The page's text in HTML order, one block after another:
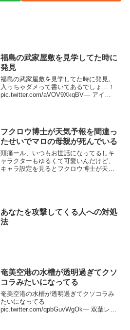
福島の武家屋敷を見学してた時に
発見
福島の武家屋敷を見学してた時に発見。
入っちゃダメって書いてあるでしょ…！
pic.twitter.com/aVOV9XkqBV— アイ
フクロウ博士が天気予報を間違っ
たせいでマロの母親が死んでいる
頭痛ール、いつもお世話になってるしキ
ャラクターもゆるくて可愛いんだけど、
キャラ設定を見るとフクロウ博士が天気
あなたを攻撃してくる人への対処
法
奄美空港の水槽が透明過ぎてクソ
コラみたいになってる
奄美空港の水槽が透明過ぎてクソコラみ
たいになってる
pic.twitter.com/qpbGuvWgOk— 双葉レッ